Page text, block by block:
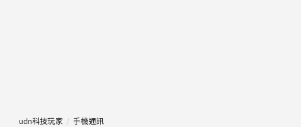
udn科技玩家 手機通訊